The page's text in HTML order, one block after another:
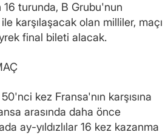
16 turunda, B Grubu'nun
karşılaşacak olan milliler, maçı
final bileti alacak.
kez Fransa'nın karşısına
arasında daha önce
ay-yıldızlılar 16 kez kazanma